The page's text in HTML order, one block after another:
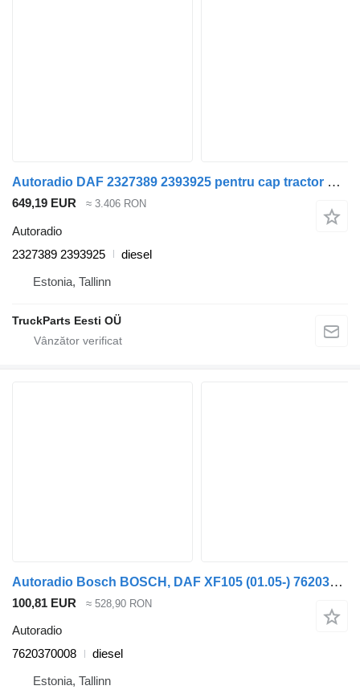
Autoradio DAF 2327389 2393925 pentru cap tractor DAF XF106 (2014-)
649,19 EUR ≈ 3.406 RON
Autoradio
2327389 2393925
diesel
Estonia, Tallinn
TruckParts Eesti OÜ
Autoradio Bosch BOSCH, DAF XF105 (01.05-) 7620370008 pentru cap tractor DAF XF95, XF105 (2001-2014)
100,81 EUR ≈ 528,90 RON
Autoradio
7620370008
diesel
Estonia, Tallinn